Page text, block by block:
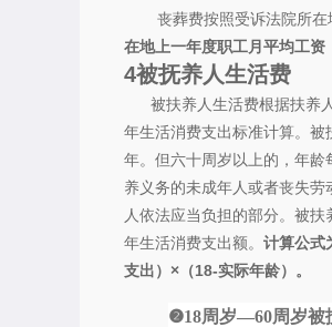
丧葬费按照受诉法院所在
在地上一年度职工月平均工资
4被抚养人生活费
被扶养人生活费根据扶养人
年生活消费支出标准计算。
年。但六十周岁以上的，年
养义务的未成年人或者丧失
人依法应当负担的部分。被
年生活消费支出额。 计算公式
支出）×（18-实际年龄）。
❷18周岁—60周岁被